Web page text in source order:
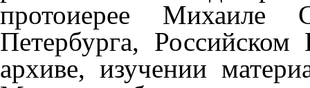
протоиерее Михаиле
Петербурга, Российском
архиве, изучении